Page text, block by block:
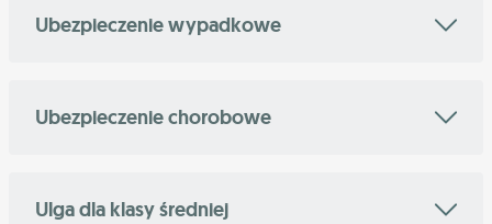
Ubezpieczenie wypadkowe
Ubezpieczenie chorobowe
Ulga dla klasy średniej